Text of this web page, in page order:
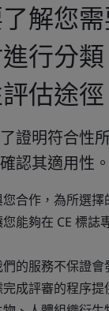
解您
行分
估途徑
證明符合性
認其適用性。
合作，為所選
能夠在 CE 標誌
的服務不保證
成評審的程序